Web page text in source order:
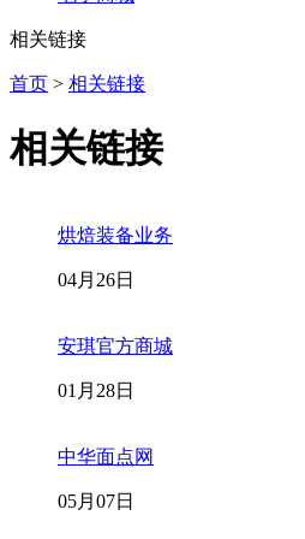
相关链接
首页 > 相关链接
相关链接
烘焙装备业务
04月26日
安琪官方商城
01月28日
中华面点网
05月07日